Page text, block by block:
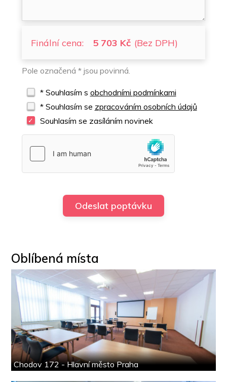
Finální cena: 5 703 Kč (Bez DPH)
Pole označená * jsou povinná.
* Souhlasím s obchodními podmínkami
* Souhlasím se zpracováním osobních údajů
Souhlasím se zasíláním novinek
Oblíbená místa
Chodov 172 - Hlavní město Praha